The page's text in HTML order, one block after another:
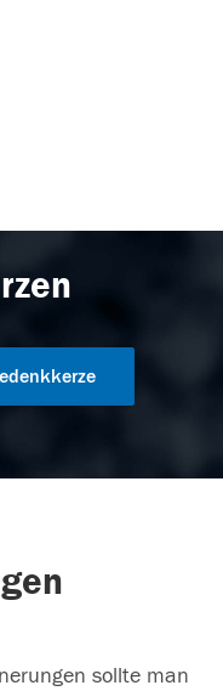
sollte man